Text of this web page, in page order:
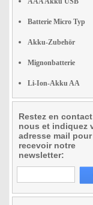
Batterie Micro Typ
Akku-Zubehör
Mignonbatterie
Li-Ion-Akku AA
Restez en
nous et indiquez
adresse mail pour
recevoir notre
newsletter: